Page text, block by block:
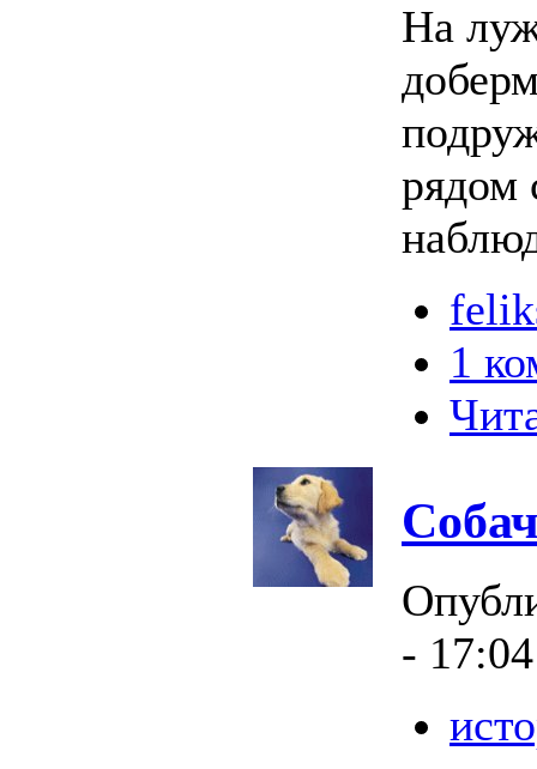
На
рядом
1
- 17:04